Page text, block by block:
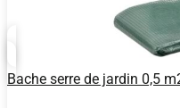
Bache serre de jardin 0,5